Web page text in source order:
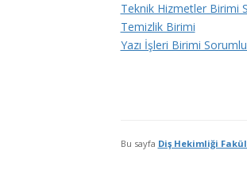
Teknik Hizmetler Birimi
Temizlik Birimi
Yazı İşleri Birimi
Bu sayfa Diş Hekimliği